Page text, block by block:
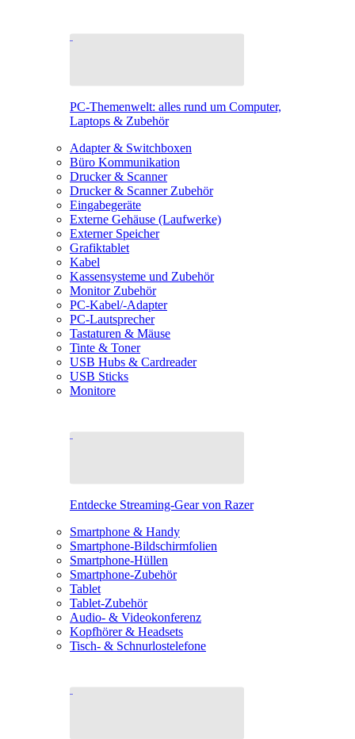
PC-Themenwelt: alles rund um Computer,
Laptops & Zubehör
Adapter & Switchboxen
Büro Kommunikation
Drucker & Scanner
Drucker & Scanner Zubehör
Eingabegeräte
Externe Gehäuse (Laufwerke)
Externer Speicher
Grafiktablet
Kabel
Kassensysteme und Zubehör
Monitor Zubehör
PC-Kabel/-Adapter
PC-Lautsprecher
Tastaturen & Mäuse
Tinte & Toner
USB Hubs & Cardreader
USB Sticks
Monitore
Entdecke Streaming-Gear von Razer
Smartphone & Handy
Smartphone-Bildschirmfolien
Smartphone-Hüllen
Smartphone-Zubehör
Tablet
Tablet-Zubehör
Audio- & Videokonferenz
Kopfhörer & Headsets
Tisch- & Schnurlostelefone